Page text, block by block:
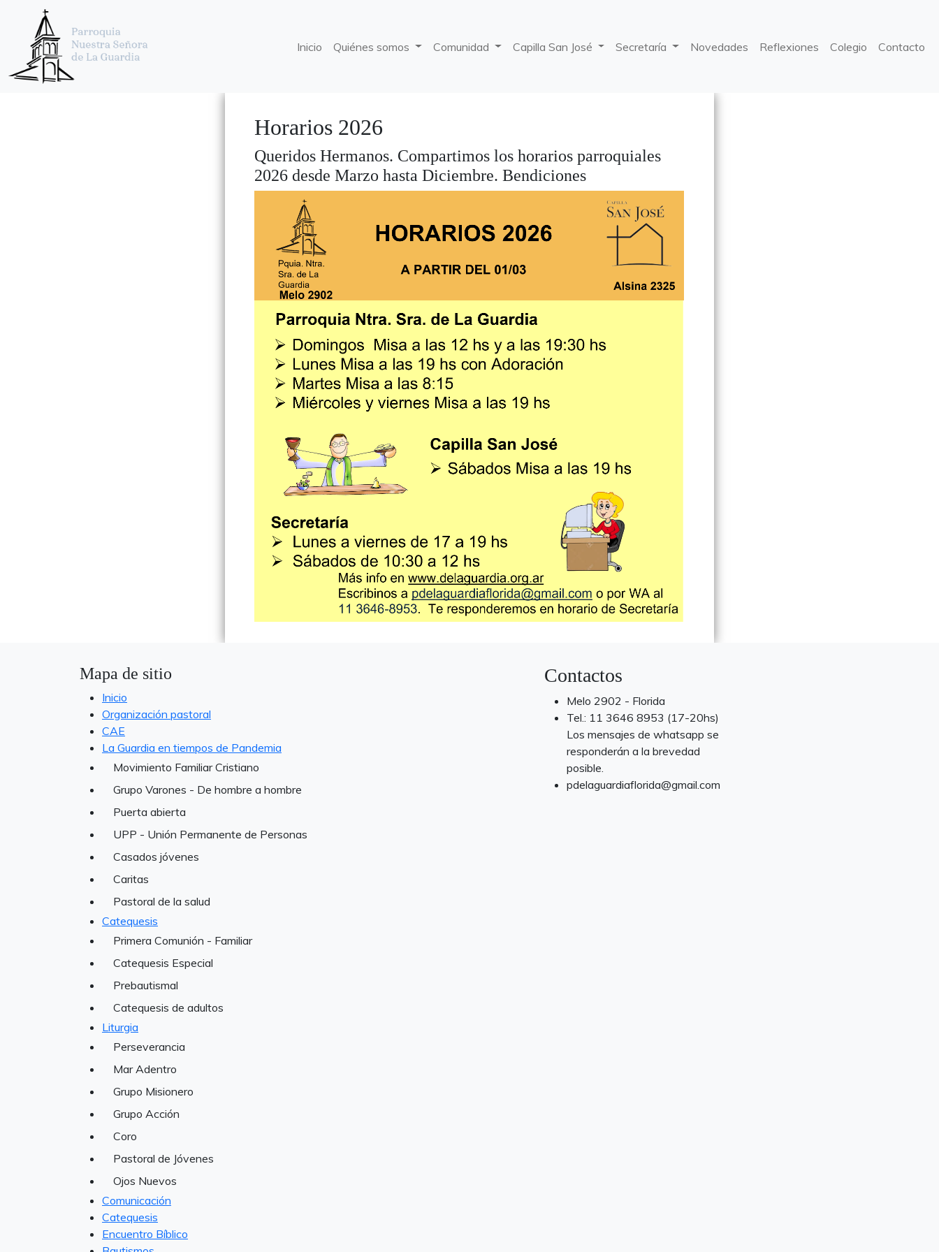
Inicio Quiénes somos Comunidad Capilla San José Secretaría Novedades Reflexiones Colegio Contacto
Horarios 2026
Queridos Hermanos. Compartimos los horarios parroquiales
2026 desde Marzo hasta Diciembre. Bendiciones
Mapa de sitio
Inicio
Organización pastoral
CAE
La Guardia en tiempos de Pandemia
Movimiento Familiar Cristiano
Grupo Varones - De hombre a hombre
Puerta abierta
UPP - Unión Permanente de Personas
Casados jóvenes
Caritas
Pastoral de la salud
Catequesis
Primera Comunión - Familiar
Catequesis Especial
Prebautismal
Catequesis de adultos
Liturgia
Perseverancia
Mar Adentro
Grupo Misionero
Grupo Acción
Coro
Pastoral de Jóvenes
Ojos Nuevos
Comunicación
Catequesis
Encuentro Bíblico
Contactos
Melo 2902 - Florida
Tel.: 11 3646 8953 (17-20hs)
Los mensajes de whatsapp se
responderán a la brevedad
posible.
pdelaguardiaflorida@gmail.com